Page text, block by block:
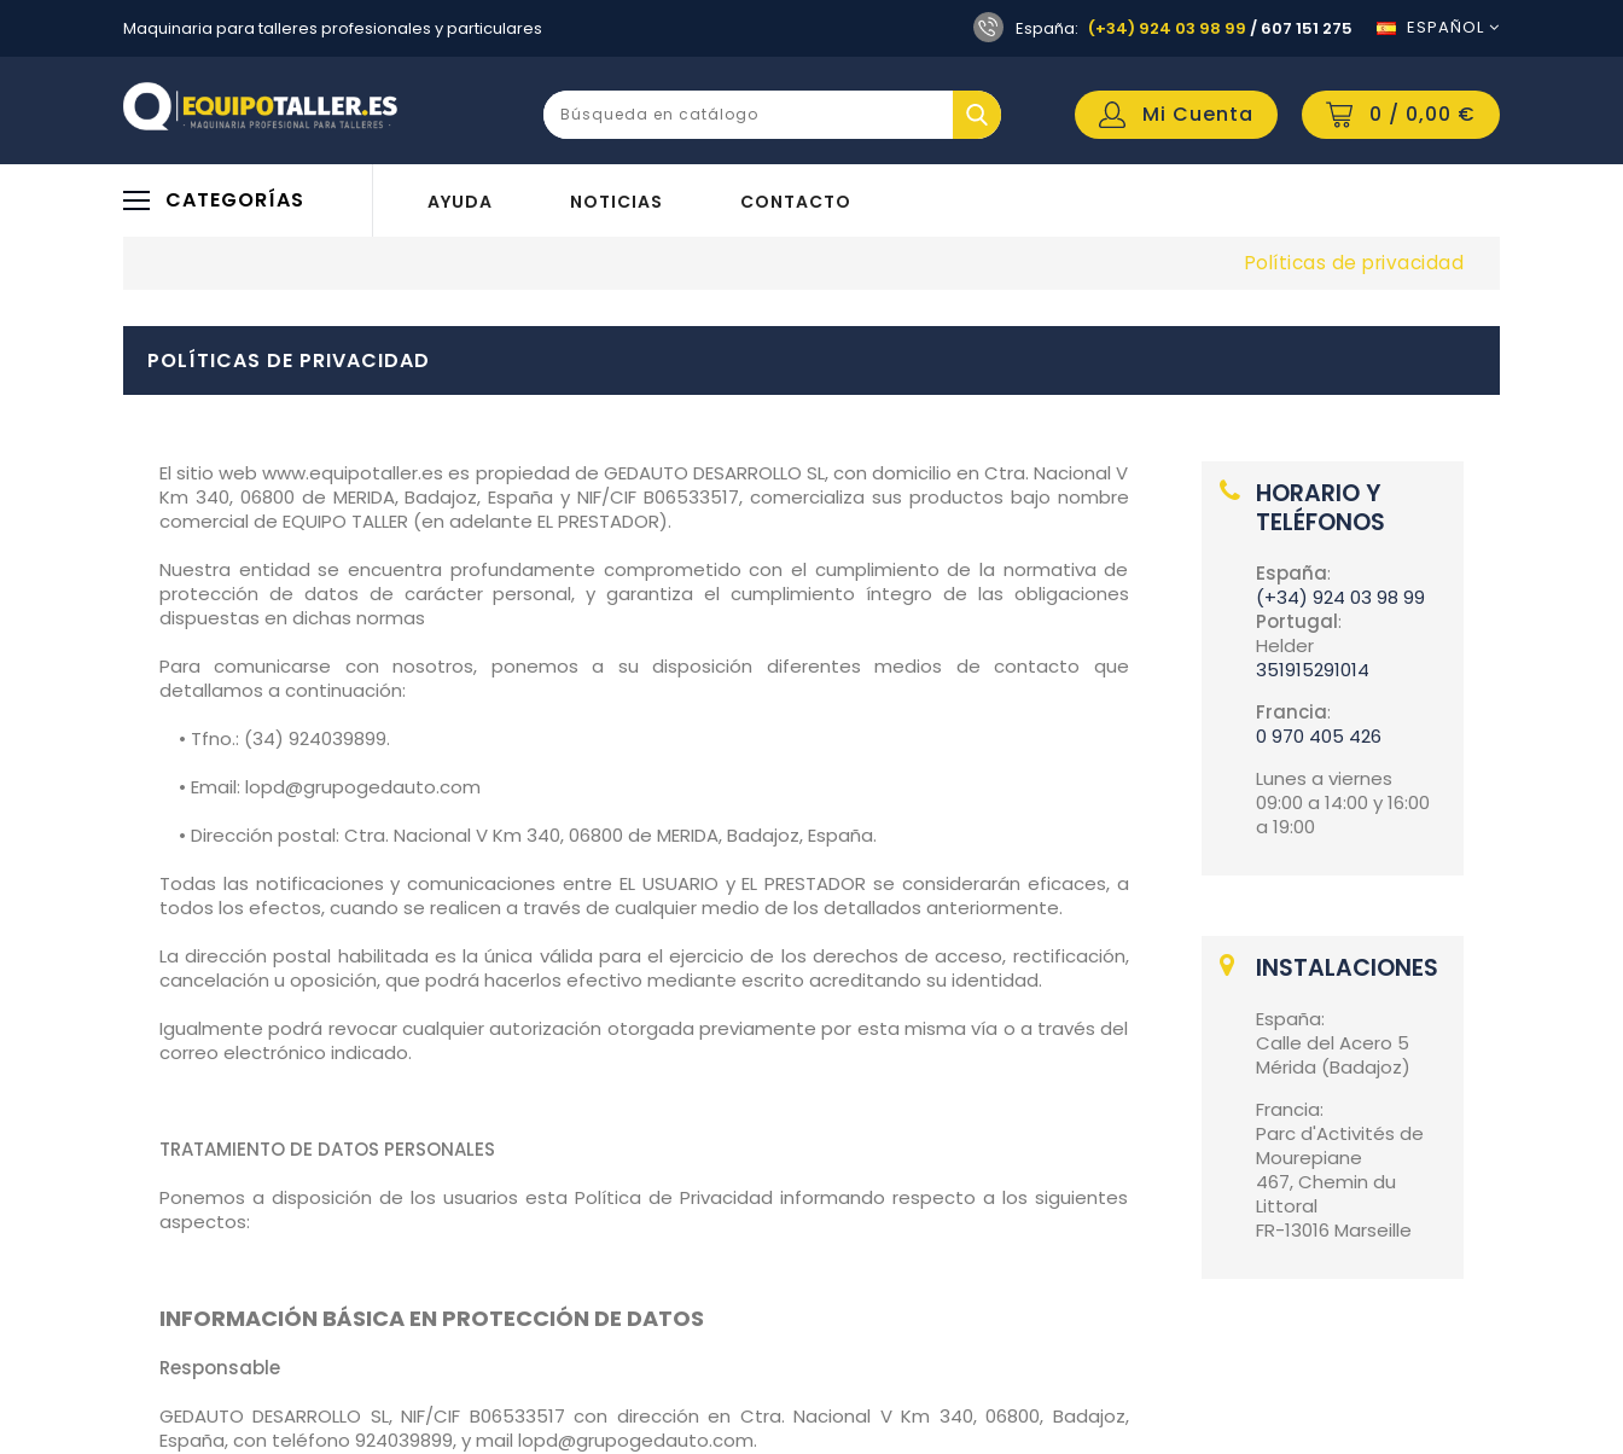
Maquinaria para talleres profesionales y particulares España: (+34) 924 03 98 99 / 607 151 275 ESPAÑOL
0 / 0,00 €
Mi Cuenta
CATEGORÍAS AYUDA NOTICIAS CONTACTO
Políticas de privacidad
POLÍTICAS DE PRIVACIDAD
El sitio web www.equipotaller.es es propiedad de GEDAUTO DESARROLLO SL, con domicilio en Ctra. Nacional V
Km 340, 06800 de MERIDA, Badajoz, España y NIF/CIF B06533517, comercializa sus productos bajo nombre
comercial de EQUIPO TALLER (en adelante EL PRESTADOR).
Nuestra entidad se encuentra profundamente comprometido con el cumplimiento de la normativa de
protección de datos de carácter personal, y garantiza el cumplimiento íntegro de las obligaciones
dispuestas en dichas normas
Para comunicarse con nosotros, ponemos a su disposición diferentes medios de contacto que
detallamos a continuación:
• Tfno.: (34) 924039899.
• Email: lopd@grupogedauto.com
• Dirección postal: Ctra. Nacional V Km 340, 06800 de MERIDA, Badajoz, España.
Todas las notificaciones y comunicaciones entre EL USUARIO y EL PRESTADOR se considerarán eficaces, a
todos los efectos, cuando se realicen a través de cualquier medio de los detallados anteriormente.
La dirección postal habilitada es la única válida para el ejercicio de los derechos de acceso, rectificación,
cancelación u oposición, que podrá hacerlos efectivo mediante escrito acreditando su identidad.
Igualmente podrá revocar cualquier autorización otorgada previamente por esta misma vía o a través del
correo electrónico indicado.
TRATAMIENTO DE DATOS PERSONALES
Ponemos a disposición de los usuarios esta Política de Privacidad informando respecto a los siguientes
aspectos:
INFORMACIÓN BÁSICA EN PROTECCIÓN DE DATOS
Responsable
GEDAUTO DESARROLLO SL, NIF/CIF B06533517 con dirección en Ctra. Nacional V Km 340, 06800, Badajoz,
España, con teléfono 924039899, y mail lopd@grupogedauto.com.
HORARIO Y
TELÉFONOS
España:
(+34) 924 03 98 99
Portugal:
Helder
351915291014
Francia:
0 970 405 426
Lunes a viernes
09:00 a 14:00 y 16:00
a 19:00
INSTALACIONES
España:
Calle del Acero 5
Mérida (Badajoz)
Francia:
Parc d'Activités de
Mourepiane
467, Chemin du
Littoral
FR-13016 Marseille